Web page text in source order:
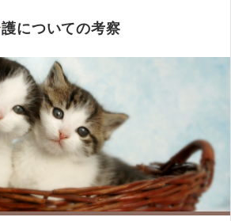
介護についての考察